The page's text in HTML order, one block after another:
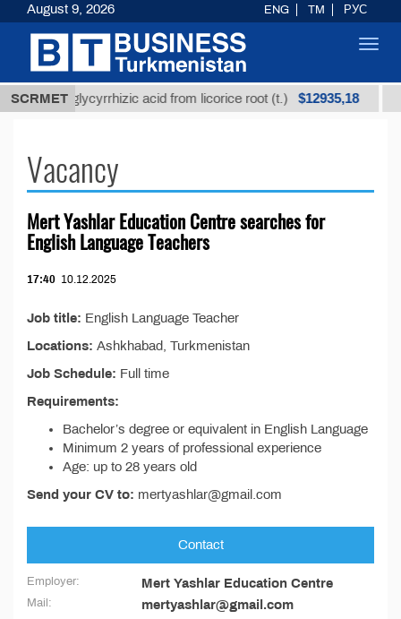
SCRMET
Unrefined glycyrrhizic acid from licorice root (t.) $12935,18
Vacancy
Mert Yashlar Education Centre searches for
English Language Teachers
17:40 10.12.2025
Job title: English Language Teacher
Locations: Ashkhabad, Turkmenistan
Job Schedule: Full time
Requirements:
Bachelor’s degree or equivalent in English Language
Minimum 2 years of professional experience
Age: up to 28 years old
Send your CV to: mertyashlar@gmail.com
Contact
Employer: Mert Yashlar Education Centre
Mail: mertyashlar@gmail.com
August 9, 2026 ENG TM РУС